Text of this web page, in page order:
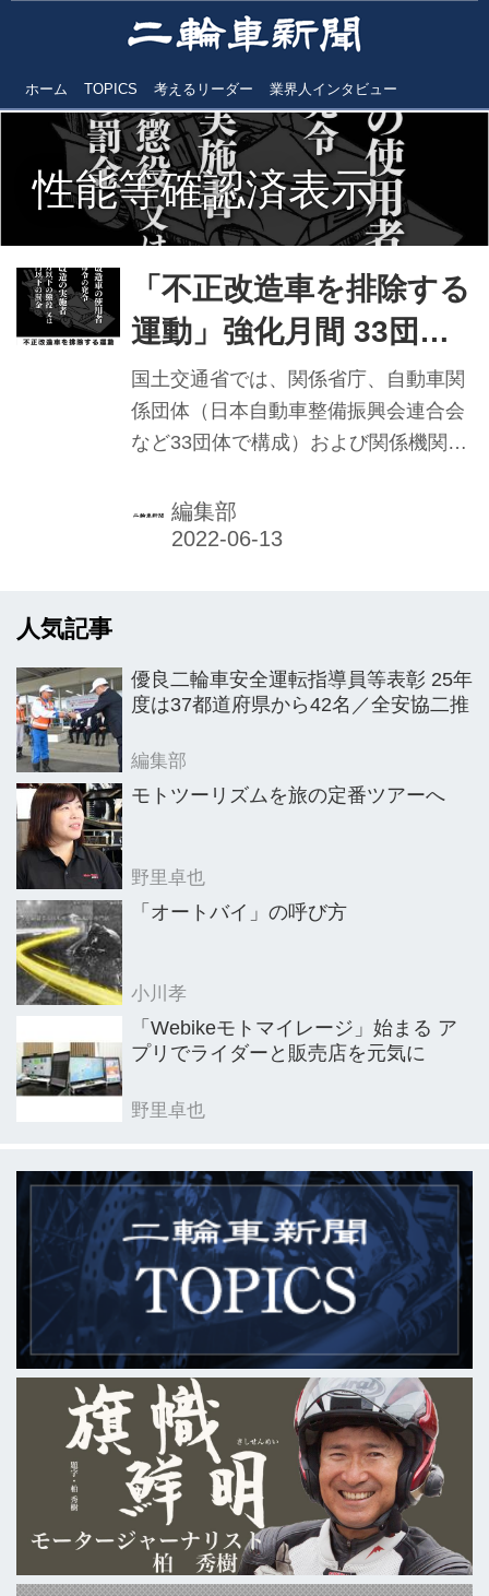
ホーム TOPICS 考えるリーダー 業界人インタビュー
性能等確認済表示
「不正改造車を排除する
運動」強化月間 33団
体・5省庁・2機関と連携
国土交通省では、関係省庁、自動車関
係団体（日本自動車整備振興会連合会
など33団体で構成）および関係機関と
事務局は10月）の1カ月を「不正改造
車を排除する運動」強化月間としてス
安全・安心な車社会形成のための徹底
した取り組みを行うとしている。
編集部
人気記事
優良二輪車安全運転指導員等表彰 25年
度は37都道府県から42名／全安協二推
編集部
モトツーリズムを旅の定番ツアーへ
野里卓也
「オートバイ」の呼び方
小川孝
「Webikeモトマイレージ」始まる ア
プリでライダーと販売店を元気に
野里卓也